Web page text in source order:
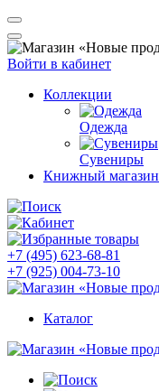
Войти в кабинет
Коллекции
Одежда
Сувениры
Книжный магазин
+7 (495) 623-68-81
+7 (925) 004-73-10
Каталог